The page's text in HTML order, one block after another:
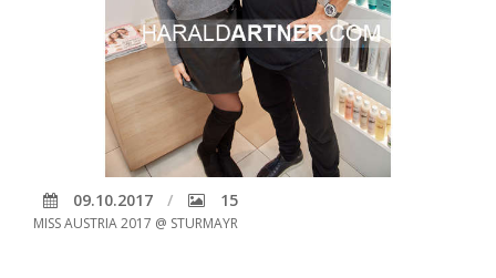
09.10.2017 15
MISS AUSTRIA 2017 @ STURMAYR